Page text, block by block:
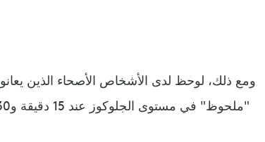
ومع ذلك، لوحظ لدى الأشخاص الأصحاء الذين